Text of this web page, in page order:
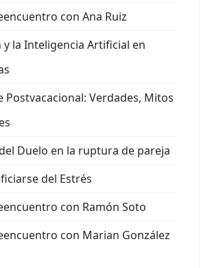
con Ana Ruiz
y la Inteligencia Artificial en
Postvacacional: Verdades, Mitos
Duelo en la ruptura de pareja
del Estrés
con Ramón Soto
con Marian González